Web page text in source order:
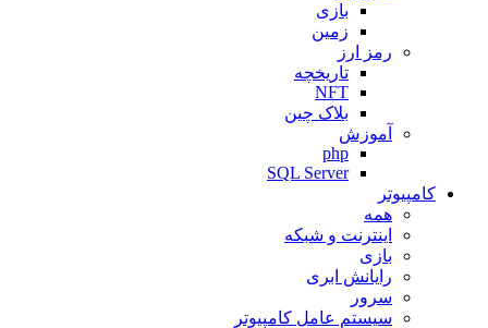
بازی
زمین
رمز ارز
تاریخچه
NFT
بلاک چین
آموزش
php
SQL Server
کامپیوتر
همه
اینترنت و شبکه
بازی
رایانش ابری
سرور
سیستم عامل کامپیوتر